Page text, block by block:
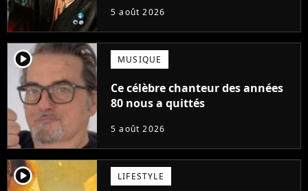
5 août 2026
player2 MUSIQUE
Ce célèbre chanteur des années
80 nous a quittés
5 août 2026
player2 LIFESTYLE